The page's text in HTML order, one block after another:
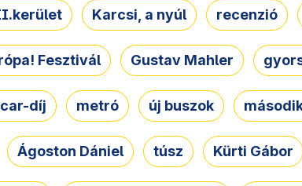
Karcsi, a nyúl recenzió
Fesztivál Gustav Mahler
díj metró új buszok
Ágoston Dániel túsz Kürti Gábor